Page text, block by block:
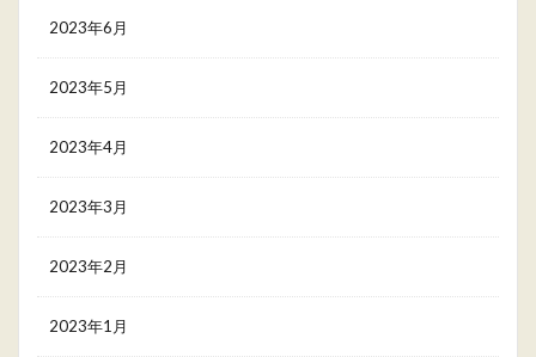
2023年6月
2023年5月
2023年4月
2023年3月
2023年2月
2023年1月